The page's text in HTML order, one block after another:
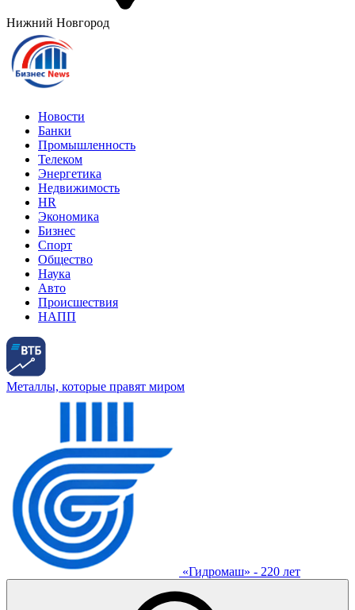
Нижний Новгород
Новости
Банки
Промышленность
Телеком
Энергетика
Недвижимость
HR
Экономика
Бизнес
Спорт
Общество
Наука
Авто
Происшествия
НАПП
Металлы, которые правят миром
«Гидромаш» - 220 лет